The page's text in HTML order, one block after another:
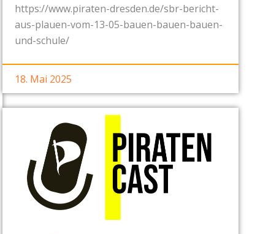
https://www.piraten-dresden.de/sbr-bericht-
aus-plauen-vom-13-05-bauen-bauen-bauen-
und-schule/
18. Mai 2025